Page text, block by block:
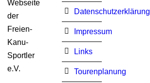
Webseite
der
Freien-
Kanu-
Sportler
e.V.
Datenschutzerklärung
Impressum
Links
Tourenplanung